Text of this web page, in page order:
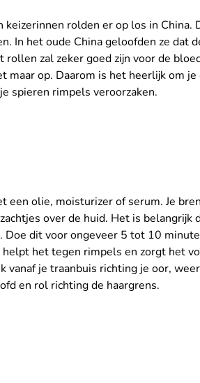
keizerinnen rolden er op los in
In het oude China geloofden ze dat
zal zeker goed zijn voor de
op. Daarom is het heerlijk om
spieren rimpels veroorzaken.
een olie, moisturizer of serum. Je
over de huid. Het is belangrijk
dit voor ongeveer 5 tot 10
het tegen rimpels en zorgt het
je traanbuis richting je oor,
en rol richting de haargrens.